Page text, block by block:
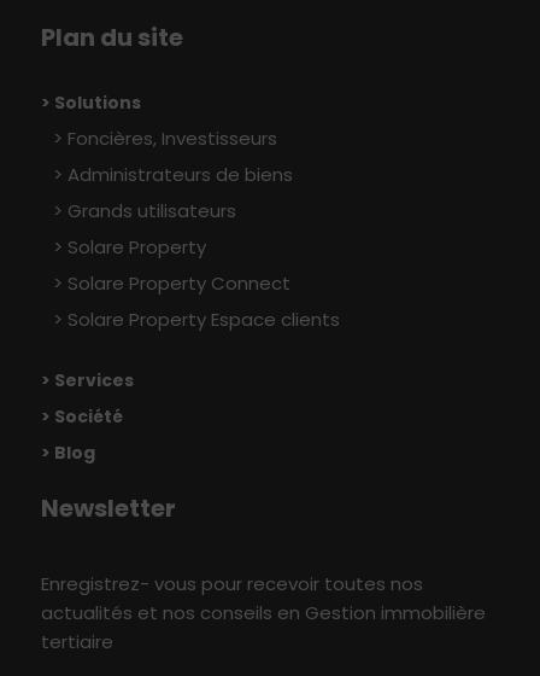
Plan du site
> Solutions
Foncières, Investisseurs
Administrateurs de biens
Grands utilisateurs
Solare Property
Solare Property Connect
Solare Property Espace clients
> Services
> Société
> Blog
Newsletter
Enregistrez- vous pour recevoir toutes nos
actualités et nos conseils en Gestion immobilière
tertiaire